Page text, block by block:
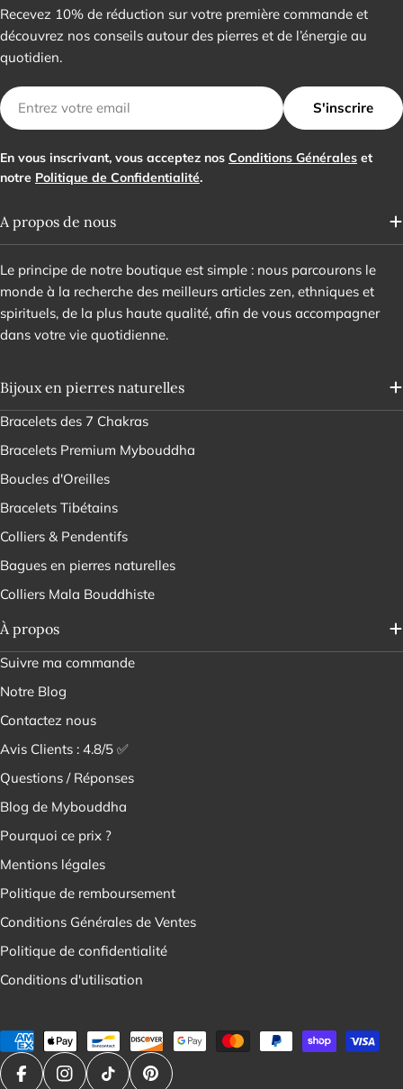
Recevez 10% de réduction sur votre première commande et
découvrez nos conseils autour des pierres et de l’énergie au
quotidien.
E-
mail
S'inscrire
En vous inscrivant, vous acceptez nos Conditions Générales et
notre Politique de Confidentialité.
A propos de nous
Le principe de notre boutique est simple : nous parcourons le
monde à la recherche des meilleurs articles zen, ethniques et
spirituels, de la plus haute qualité, afin de vous accompagner
dans votre vie quotidienne.
Bijoux en pierres naturelles
Bracelets des 7 Chakras
Bracelets Premium Mybouddha
Boucles d'Oreilles
Bracelets Tibétains
Colliers & Pendentifs
Bagues en pierres naturelles
Colliers Mala Bouddhiste
À propos
Suivre ma commande
Notre Blog
Contactez nous
Avis Clients : 4.8/5 ✅
Questions / Réponses
Blog de Mybouddha
Pourquoi ce prix ?
Mentions légales
Politique de remboursement
Conditions Générales de Ventes
Politique de confidentialité
Conditions d'utilisation
Modes
de
paiement
FacebookInstagramTik TokPinterest